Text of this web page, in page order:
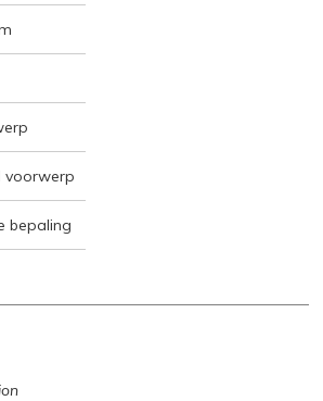
voorwerp
bepaling